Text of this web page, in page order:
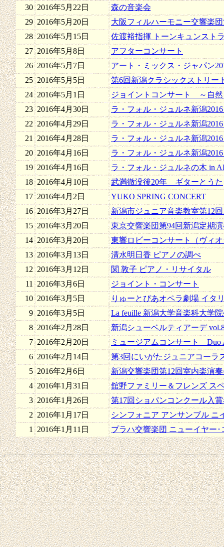
30 2016年5月22日
森の音楽会
29 2016年5月20日
大阪フィルハーモニー交響楽
28 2016年5月15日
佐渡裕指揮 トーンキュンスト
27 2016年5月8日
アフターコンサート
26 2016年5月7日
アート・ミックス・ジャパン
25 2016年5月5日
第6回新潟クラシックストリー
24 2016年5月1日
ジョイントコンサート ～自然
23 2016年4月30日
ラ・フォル・ジュルネ新潟
22 2016年4月29日
ラ・フォル・ジュルネ新潟
21 2016年4月28日
ラ・フォル・ジュルネ新潟
20 2016年4月16日
ラ・フォル・ジュルネ新潟
19 2016年4月16日
ラ・フォル・ジュルネの木 in
18 2016年4月10日
武満徹没後20年 ギターとうた
17 2016年4月2日
YUKO SPRING CONCERT
16 2016年3月27日
新潟市ジュニア音楽教室第12
15 2016年3月20日
東京交響楽団第94回新潟定期
14 2016年3月20日
東響ロビーコンサート（ヴィ
13 2016年3月13日
清水明日香 ピアノの調べ
12 2016年3月12日
関 敦子 ピアノ・リサイタル
11 2016年3月6日
ジョイント・コンサート
10 2016年3月5日
りゅーとぴあオペラ劇場 イタ
9 2016年3月5日
La feuille 新潟大学音楽科大学
8 2016年2月28日
新潟シューベルティアーデ
7 2016年2月20日
ミュージアムコンサート Duo
6 2016年2月14日
第3回にいがたジュニアコーラ
5 2016年2月6日
新潟交響楽団第12回室内楽演
4 2016年1月31日
舘野ファミリー＆フレンズ ス
3 2016年1月26日
第17回ショパンコンクール入
2 2016年1月17日
シンフォニア アンサンブル ニ
1 2016年1月11日 プラハ交響楽団 ニューイヤー･